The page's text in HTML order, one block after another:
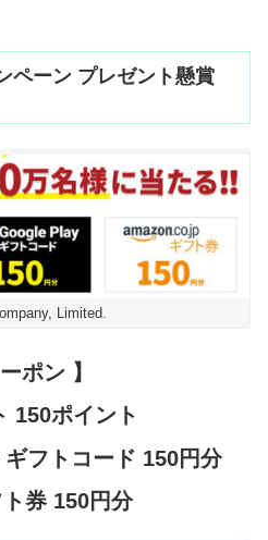
ペーン プレゼント懸賞
Limited.
ポン 】
150ポイント
フトコード 150円分
券 150円分